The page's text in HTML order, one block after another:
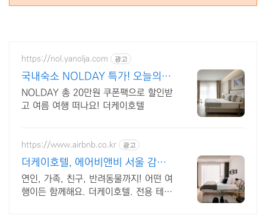
https://nol.yanolja.com 광고
국내숙소 NOLDAY 특가! 오늘의
숙박 핫딜!
NOLDAY 총 20만원 쿠폰팩으로 할인받
고 여름 여행 떠나요! 더케이호텔
https://www.airbnb.co.kr 광고
더케이호텔, 에어비앤비 서울 감성
스테이
연인, 가족, 친구, 반려동물까지! 어떤 여
행이든 함께해요. 더케이호텔. 전용 테라